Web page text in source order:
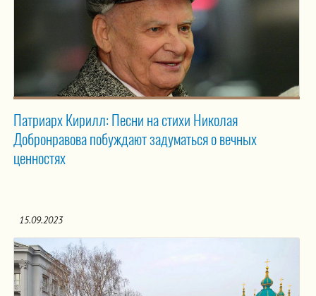
Патриарх Кирилл: Песни на стихи Николая
Добронравова побуждают задуматься о вечных
ценностях
15.09.2023